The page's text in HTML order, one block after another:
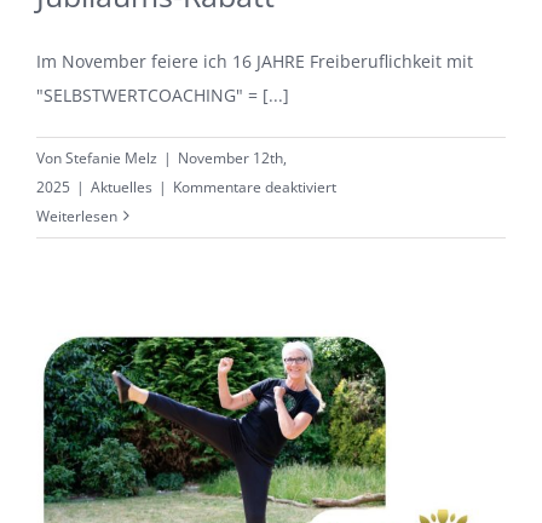
Im November feiere ich 16 JAHRE Freiberuflichkeit mit
"SELBSTWERTCOACHING" = [...]
VonStefanie Melz | November 12th,
2025 | Aktuelles | Kommentare deaktiviertfür
JAHRE
Rabatt
Weiterlesen